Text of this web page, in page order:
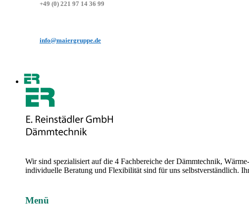
+49 (0) 221 97 14 36 99
info@maiergruppe.de
Wir sind spezialisiert auf die 4 Fachbereiche der Dämmtechnik,
individuelle Beratung und Flexibilität sind für uns selbstverständlich.
Menü